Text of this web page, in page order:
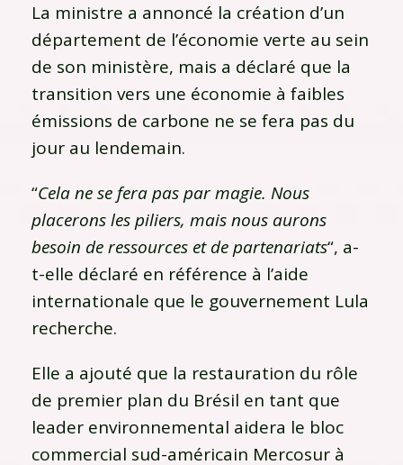
La ministre a annoncé la création d’un
département de l’économie verte au sein
de son ministère, mais a déclaré que la
transition vers une économie à faibles
émissions de carbone ne se fera pas du
jour au lendemain.
“Cela ne se fera pas par magie. Nous
placerons les piliers, mais nous aurons
besoin de ressources et de partenariats“, a-
t-elle déclaré en référence à l’aide
internationale que le gouvernement Lula
recherche.
Elle a ajouté que la restauration du rôle
de premier plan du Brésil en tant que
leader environnemental aidera le bloc
commercial sud-américain Mercosur à